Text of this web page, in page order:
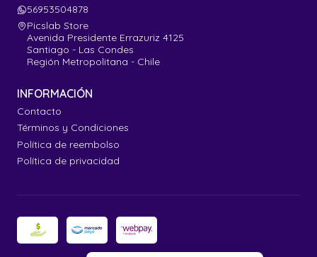
56953504878
Picslab Store
Avenida Presidente Errazuriz 4125
Santiago - Las Condes
Región Metropolitana - Chile
INFORMACIÓN
Contacto
Términos y Condiciones
Política de reembolso
Política de privacidad